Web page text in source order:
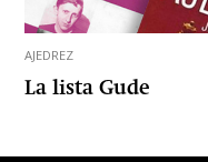
AJEDREZ
La lista Gude